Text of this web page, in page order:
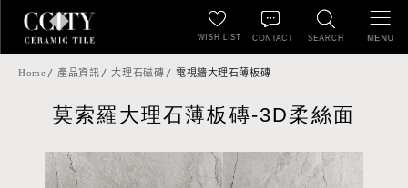
SEARCH
WISH LIST CONTACT MENU
Home 產品資訊 大理石磁磚 電視牆大理石薄板磚
莫索羅大理石薄板磚-3D柔絲面